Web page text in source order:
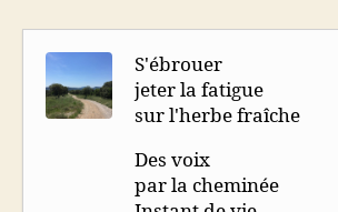
S'ébrouer
jeter la fatigue
sur l'herbe fraîche
Des voix
par la cheminée